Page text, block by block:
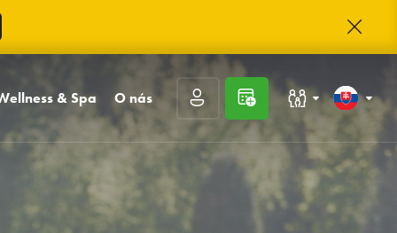
& Spa
a saunový svet
Externé vstupy a
O nás
Kontakt
O Trinity
Trinity klub
Rodiny s deťmi
Kongresy a firmy
Slovenčina
English